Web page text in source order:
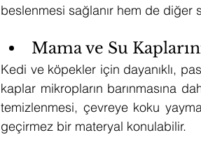
beslenmesi sağlanır hem de diğer
Mama ve Su
Kedi ve köpekler için dayanıklı,
kaplar mikropların barınmasına
temizlenmesi, çevreye koku
geçirmez bir materyal konulabilir.